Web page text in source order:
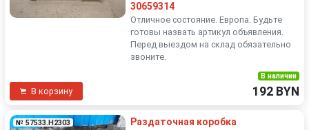
30659314
Отличное состояние. Европа. Будьте
готовы назвать артикул объявления.
Перед выездом на склад обязательно
звоните.
В корзину
В наличии
192 BYN
№ 57533.H2303
Раздаточная коробка